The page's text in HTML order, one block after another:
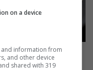
on a device
information from
and other device
shared with 319